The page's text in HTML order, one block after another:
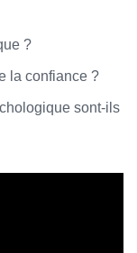
?
la confiance ?
sont-ils